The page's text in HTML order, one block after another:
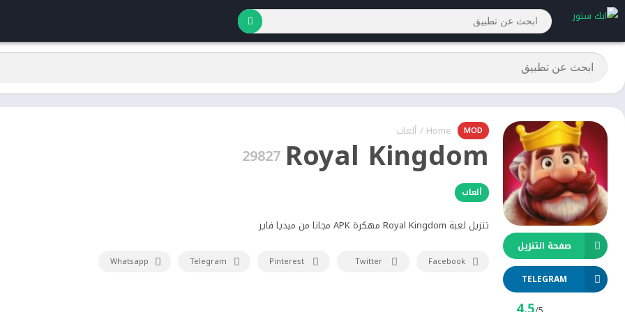
MOD
Home
/ ألعاب
Royal Kingdom
29827
ألعاب
تنزيل لعبة Royal Kingdom مهكرة APK مجانا من ميديا فاير
صفحة التنزيل
TELEGRAM
Facebook
Twitter
Pinterest
Telegram
Whatsapp